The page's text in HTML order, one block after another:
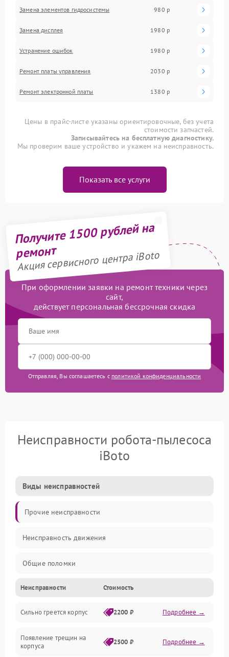
Замена элементов гидросистемы 980 р
Замена дисплея 1980 р
Устранение ошибок 1980 р
Ремонт платы управления 2030 р
Ремонт электронной платы 1380 р
Цены в прайс-листе указаны ориентировочные, без учета
стоимости запчастей.
Записывайтесь на бесплатную диагностику.
Мы проверим ваше устройство и укажем на неисправность.
Показать все услуги
Получите 1500 рублей на
ремонт
Акция сервисного центра iBoto
При оформлении заявки на ремонт техники через
сайт,
действует персональная бессрочная скидка
Отправляя, Вы соглашаетесь с политикой конфиденциальности
Неисправности робота-пылесоса
iBoto
Виды неисправностей
Прочие неисправности
Неисправность движения
Общие поломки
Неисправность датчиков
Неисправность программного обеспечения
Проблемы с сигналом
Неисправности Стоимость
Сильно греется корпус 2200 ₽ Подробнее →
Появление трещин на
корпуса
2500 ₽ Подробнее →